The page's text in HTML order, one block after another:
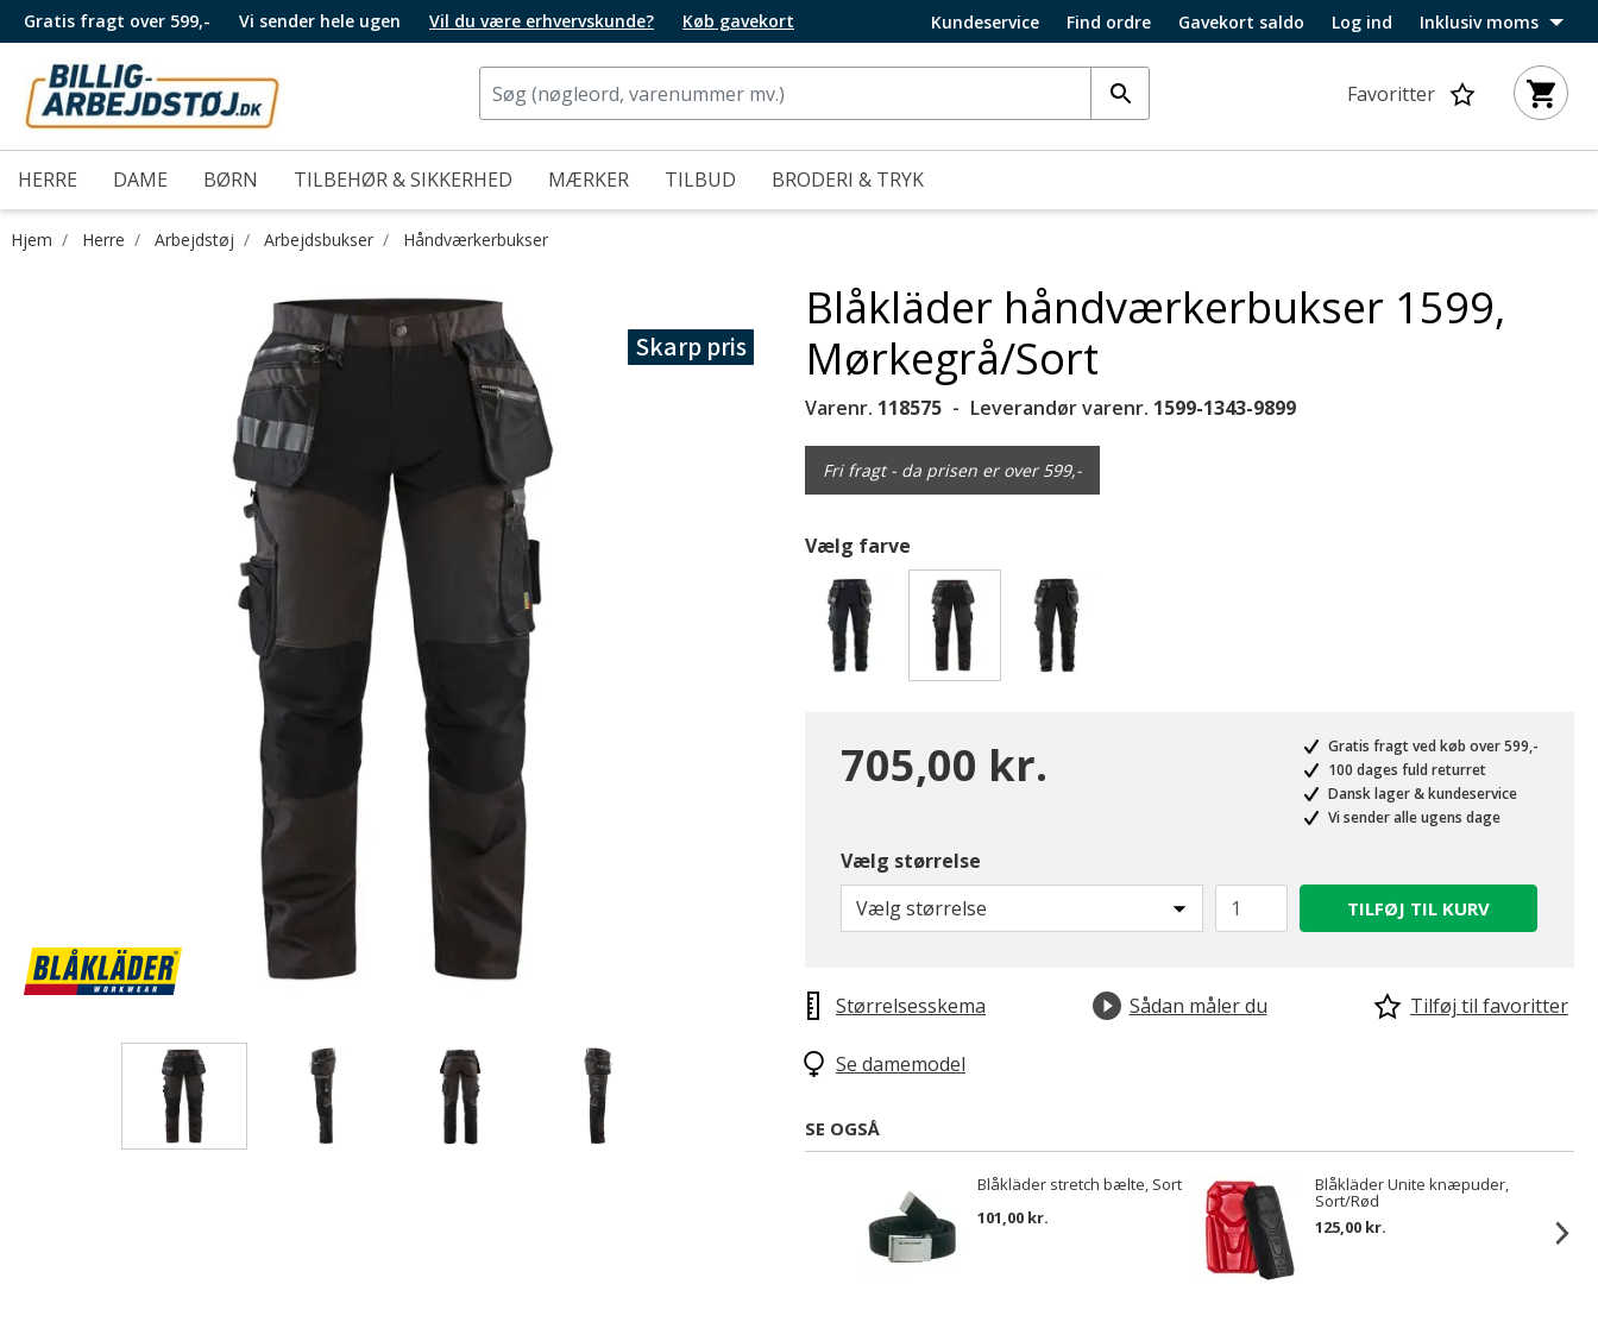
Gratis fragt over 599,- Vi sender hele ugen Vil du være erhvervskunde? Køb gavekort Kundeservice Find ordre Gavekort saldo Log ind Inklusiv moms
Favoritter
HERRE DAME BØRN TILBEHØR & SIKKERHED MÆRKER TILBUD BRODERI & TRYK
Hjem Herre Arbejdstøj Arbejdsbukser Håndværkerbukser
Skarp pris
Blåkläder håndværkerbukser 1599,
Mørkegrå/Sort
Varenr. 118575 Leverandør varenr. 1599-1343-9899
Fri fragt - da prisen er over 599,-
Vælg farve
705,00 kr.
Gratis fragt ved køb over 599,-
100 dages fuld returret
Dansk lager & kundeservice
Vi sender alle ugens dage
Vælg størrelse
Vælg størrelse
TILFØJ TIL KURV
Størrelsesskema Sådan måler du Tilføj til favoritter
Se damemodel
SE OGSÅ
Blåkläder stretch bælte, Sort
101,00 kr.
Blåkläder Unite knæpuder,
Sort/Rød
125,00 kr.